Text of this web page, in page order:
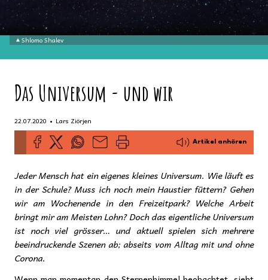
Shlomo Shalev
Das Universum - und wir
22.07.2020 • Lars Ziörjen
Artikel anhören
Jeder Mensch hat ein eigenes kleines Universum. Wie läuft es
in der Schule? Muss ich noch mein Haustier füttern? Gehen
wir am Wochenende in den Freizeitpark? Welche Arbeit
bringt mir am Meisten Lohn? Doch das eigentliche Universum
ist noch viel grösser… und aktuell spielen sich mehrere
beeindruckende Szenen ab; abseits vom Alltag mit und ohne
Corona.